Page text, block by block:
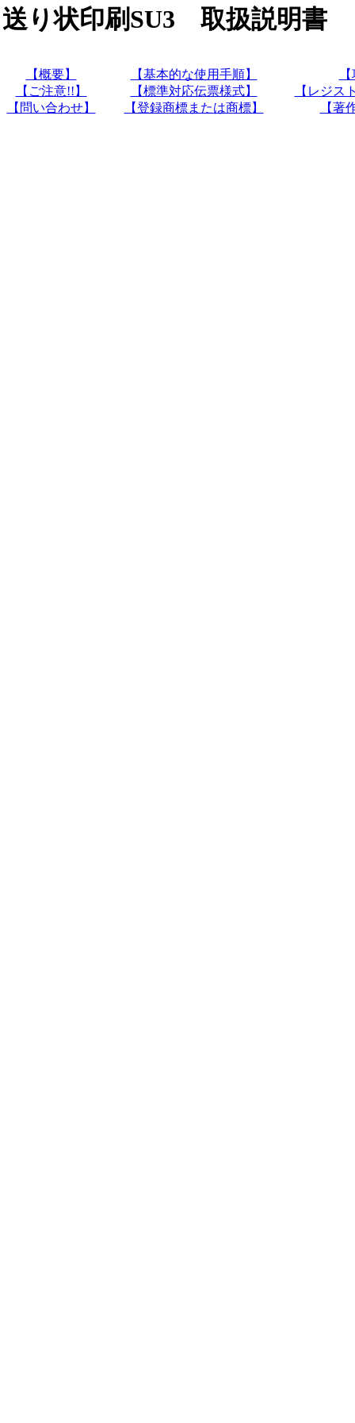
送り状印刷SU3 取扱説明書
【概要】 【基本的な使用手順】
【ご注意!!】
【標準対応伝票様式】
【レジス
【問い合わせ】
【登録商標または商標】 【著